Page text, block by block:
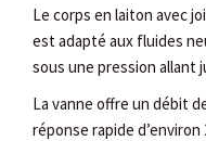
Le corps en laiton avec
est adapté aux fluides
sous une pression allant
La vanne offre un débit
réponse rapide